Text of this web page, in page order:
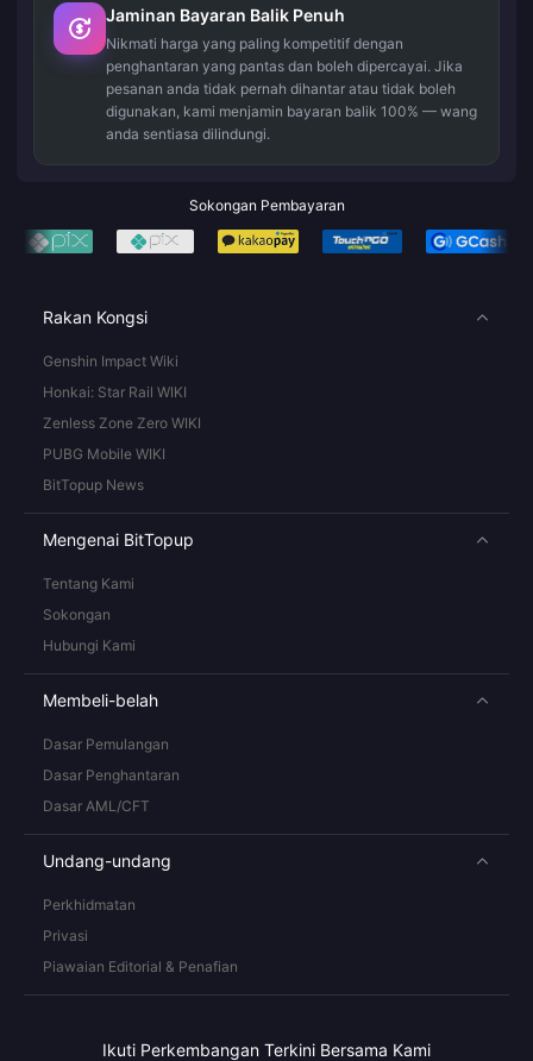
Jaminan Bayaran Balik Penuh
Nikmati harga yang paling kompetitif dengan
penghantaran yang pantas dan boleh dipercayai. Jika
pesanan anda tidak pernah dihantar atau tidak boleh
digunakan, kami menjamin bayaran balik 100% — wang
anda sentiasa dilindungi.
Sokongan Pembayaran
Rakan Kongsi
Genshin Impact Wiki
Honkai: Star Rail WIKI
Zenless Zone Zero WIKI
PUBG Mobile WIKI
BitTopup News
Mengenai BitTopup
Tentang Kami
Sokongan
Hubungi Kami
Membeli-belah
Dasar Pemulangan
Dasar Penghantaran
Dasar AML/CFT
Undang-undang
Perkhidmatan
Privasi
Piawaian Editorial & Penafian
Ikuti Perkembangan Terkini Bersama Kami